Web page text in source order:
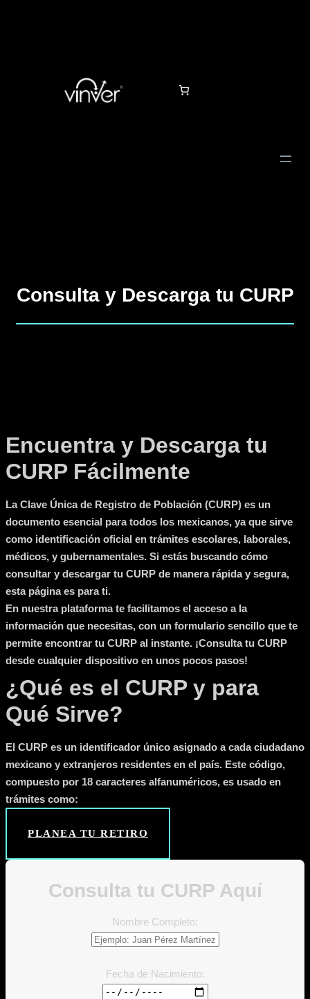
Consulta y Descarga tu CURP
Encuentra y Descarga tu
CURP Fácilmente
LaClave Única de Registro de Población (CURP) es un
documento esencial para todos los mexicanos, ya que sirve
como identificación oficial en trámites escolares, laborales,
médicos, y gubernamentales. Si estás buscando cómo
consultar y descargar tu CURP de manera rápida y segura,
esta página es para ti.
En nuestra plataforma te facilitamos el acceso a la
información que necesitas, con un formulario sencillo que te
permite encontrar tu CURP al instante. ¡Consulta tu CURP
desde cualquier dispositivo en unos pocos pasos!
¿Qué es el CURP y para
Qué Sirve?
El CURP es un identificador único asignado a cada ciudadano
mexicano y extranjeros residentes en el país. Este código,
compuesto por 18 caracteres alfanuméricos, es usado en
trámites como:
PLANEA TU RETIRO
Consulta tu CURP Aquí
Nombre Completo:
Fecha de Nacimiento: